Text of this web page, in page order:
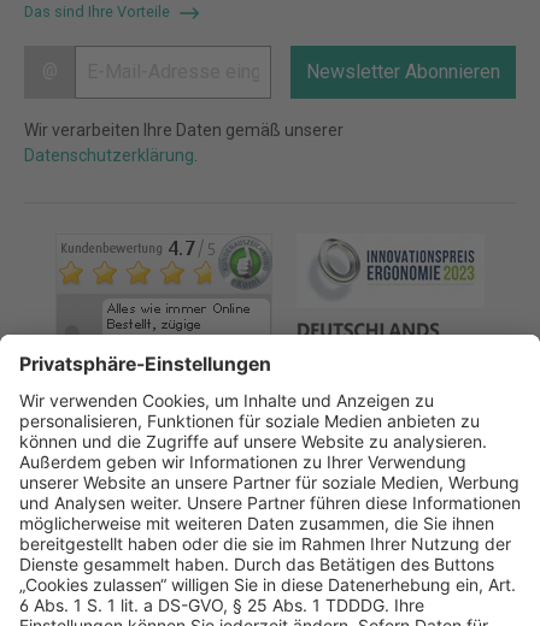
Das sind Ihre Vorteile
Newsletter Abonnieren
Wir verarbeiten Ihre Daten gemäß unserer
Datenschutzerklärung